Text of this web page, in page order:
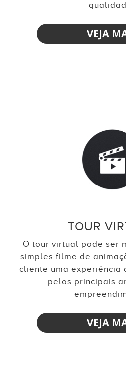
VEJA
TOUR
O tour virtual pode ser
simples filme de
cliente uma experiência
pelos principais
VEJA